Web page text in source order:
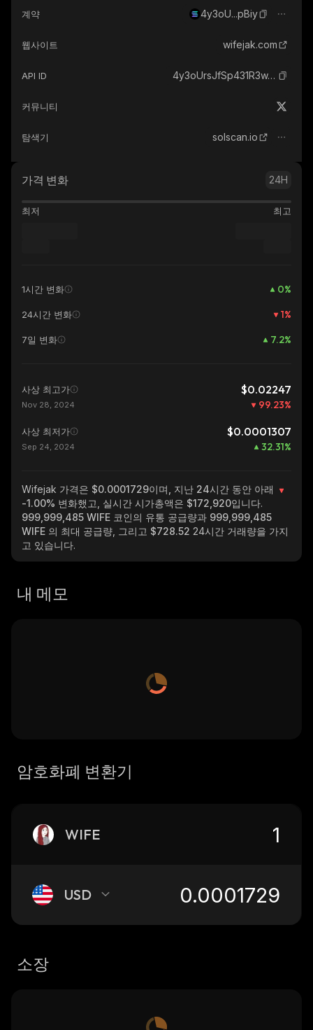
계약 4y3oU...pBiy
웹사이트 wifejak.com
API ID 4y3oUrsJfSp431R3wJrWiaLxRPsnYtpkVJmoV2bYpBiy_solana
커뮤니티
탐색기 solscan.io
가격 변화 24H
최저 최고
1시간 변화 0%
24시간 변화 1%
7일 변화 7.2%
사상 최고가 $0.02247
Nov 28, 2024 99.23%
사상 최저가 $0.0001307
Sep 24, 2024 32.31%
Wifejak 가격은 $0.0001729이며, 지난 24시간 동안 아래
-1.00% 변화했고, 실시간 시가총액은 $172,920입니다.
999,999,485 WIFE 코인의 유통 공급량과 999,999,485
WIFE 의 최대 공급량, 그리고 $728.52 24시간 거래량을 가지
고 있습니다.
내 메모
암호화폐 변환기
WIFE
USD
소장